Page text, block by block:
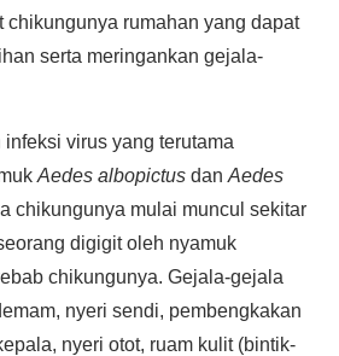
chikungunya rumahan yang dapat
serta meringankan gejala-
virus yang terutama
Aedes albopictus dan Aedes
chikungunya mulai muncul sekitar
digigit oleh nyamuk
chikungunya. Gejala-gejala
nyeri sendi, pembengkakan
nyeri otot, ruam kulit (bintik-